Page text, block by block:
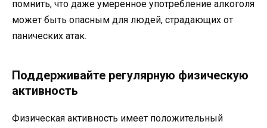
помнить, что даже умеренное употребление алкоголя
может быть опасным для людей, страдающих от
панических атак.
Поддерживайте регулярную физическую
активность
Физическая активность имеет положительный